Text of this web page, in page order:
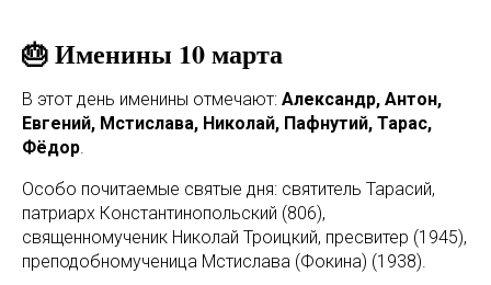
🎂 Именины 10 марта
В этот день именины отмечают: Александр, Антон,
Евгений, Мстислава, Николай, Пафнутий, Тарас,
Фёдор.
Особо почитаемые святые дня: святитель Тарасий,
патриарх Константинопольский (806),
священномученик Николай Троицкий, пресвитер (1945),
преподобномученица Мстислава (Фокина) (1938).